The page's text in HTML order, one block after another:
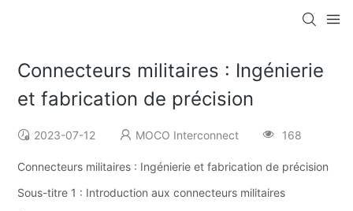
Connecteurs militaires : Ingénierie
et fabrication de précision
2023-07-12 MOCO Interconnect 168
Connecteurs militaires : Ingénierie et fabrication de précision
Sous-titre 1 : Introduction aux connecteurs militaires